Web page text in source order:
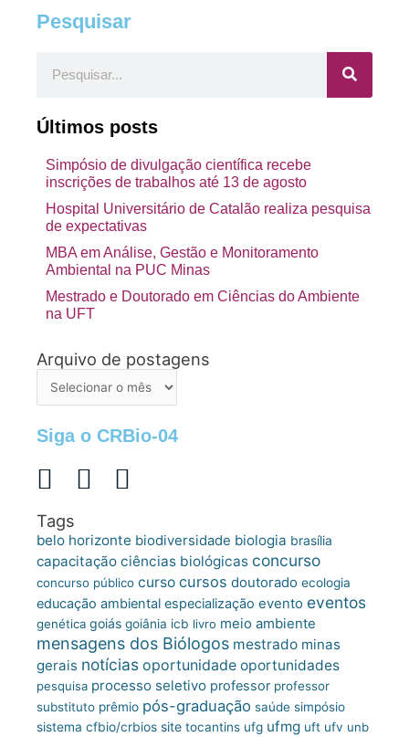
Pesquisar
Últimos posts
Simpósio de divulgação científica recebe
inscrições de trabalhos até 13 de agosto
Hospital Universitário de Catalão realiza pesquisa
de expectativas
MBA em Análise, Gestão e Monitoramento
Ambiental na PUC Minas
Mestrado e Doutorado em Ciências do Ambiente
na UFT
Arquivo de postagens
Arquivo
Siga o CRBio-04
Tags
belo horizonte biodiversidade biologia brasília
capacitação ciências biológicas concurso
concurso público curso cursos doutorado ecologia
educação ambiental especialização evento eventos
genética goiás goiânia icb livro meio ambiente
mensagens dos Biólogos mestrado minas
gerais notícias oportunidade oportunidades
pesquisa processo seletivo professor professor
substituto prêmio pós-graduação saúde simpósio
sistema cfbio/crbios site tocantins ufg ufmg uft ufv unb